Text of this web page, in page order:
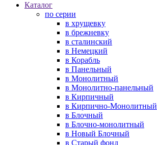
Каталог
по серии
в хрущевку
в брежневку
в сталинский
в Немецкий
в Корабль
в Панельный
в Монолитный
в Монолитно-панельный
в Кирпичный
в Кирпично-Монолитный
в Блочный
в Блочно-монолитный
в Новый Блочный
в Старый фонд